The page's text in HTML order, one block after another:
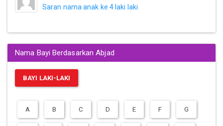
Saran nama anak ke 4 laki laki
Nama Bayi Berdasarkan Abjad
BAYI LAKI-LAKI
A B C D E F G